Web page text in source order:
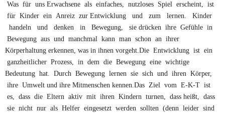
Was für uns Erwachsene als einfaches, nutzloses Spiel erscheint, ist
für Kinder ein Anreiz zur Entwicklung und zum lernen. Kinder
handeln und denken in Bewegung, sie drücken ihre Gefühle in
Bewegung aus und manchmal kann man schon an ihrer
Körperhaltung erkennen, was in ihnen vorgeht.Die Entwicklung ist ein
ganzheitlicher Prozess, in dem die Bewegung eine wichtige
Bedeutung hat. Durch Bewegung lernen sie sich und ihren Körper,
ihre Umwelt und ihre Mitmenschen kennen.Das Ziel vom E-K-T ist
es, dass die Eltern aktiv mit ihren Kindern turnen, dass heißt, dass
sie nicht nur als Helfer eingesetzt werden sollten (denn leider sind